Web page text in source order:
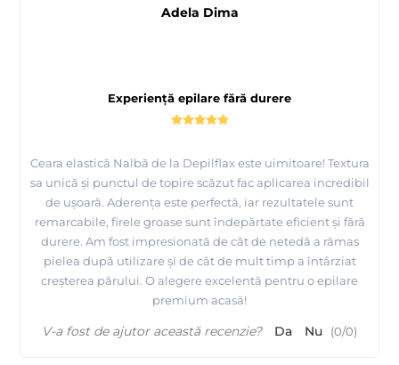
Experiență epilare fără durere
Ceara elastică Nalbă de la Depilflax este uimitoare! Textura
sa unică și punctul de topire scăzut fac aplicarea incredibil
de ușoară. Aderența este perfectă, iar rezultatele sunt
remarcabile, firele groase sunt îndepărtate eficient și fără
durere. Am fost impresionată de cât de netedă a rămas
pielea după utilizare și de cât de mult timp a întârziat
creșterea părului. O alegere excelentă pentru o epilare
premium acasă!
Adela Dima
V-a fost de ajutor această recenzie? Da Nu (0/0)